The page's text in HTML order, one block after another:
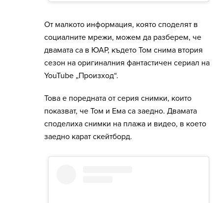
От малкото информация, която споделят в
социалните мрежи, можем да разберем, че
двамата са в ЮАР, където Том снима втория
сезон на оригиналния фантастичен сериал на
YouTube „Произход“.
Това е поредната от серия снимки, които
показват, че Том и Ема са заедно. Двамата
споделиха снимки на плажа и видео, в което
заедно карат скейтборд.